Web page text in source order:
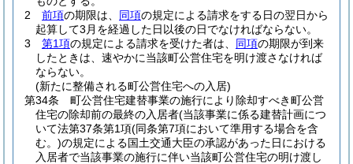
2
前項の期限は、 同項の規定による請求をする日の翌日から
起算して3月を経過した日以後の日でなければならない。
3
第1項の規定による請求を受けた者は、 同項の期限が到来
したときは、速やかに当該町公営住宅を明け渡さなければ
ならない。
(新たに整備される町公営住宅への入居)
第34条
町公営住宅建替事業の施行により除却すべき町公営
住宅の除却前の最終の入居者(当該事業に係る建替計画につ
いて法第37条第1項(同条第7項において準用する場合を含
む。)の規定による国土交通大臣の承認があった日における
入居者で当該事業の施行に伴い当該町公営住宅の明け渡し